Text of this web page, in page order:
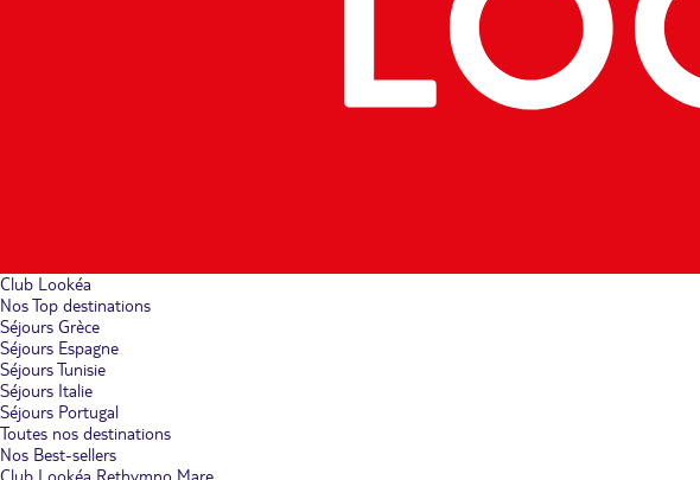
Club Lookéa
Nos Top destinations
Séjours Grèce
Séjours Espagne
Séjours Tunisie
Séjours Italie
Séjours Portugal
Toutes nos destinations
Nos Best-sellers